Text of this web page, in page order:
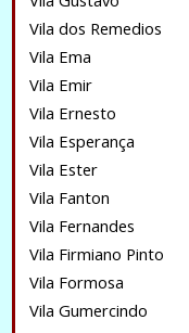
Vila dos Remedios
Vila Ema
Vila Emir
Vila Ernesto
Vila Esperança
Vila Ester
Vila Fanton
Vila Fernandes
Vila Firmiano Pinto
Vila Formosa
Vila Gumercindo